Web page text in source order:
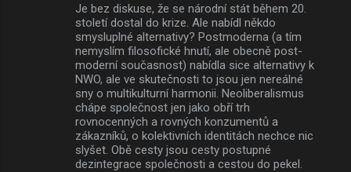
Je bez diskuse, že se národní stát během 20.
století dostal do krize. Ale nabídl někdo
smysluplné alternativy? Postmoderna (a tím
nemyslím filosofické hnutí, ale obecně post-
moderní současnost) nabídla sice alternativy k
NWO, ale ve skutečnosti to jsou jen nereálné
sny o multikulturní harmonii. Neoliberalismus
chápe společnost jen jako obří trh
rovnocenných a rovných konzumentů a
zákazníků, o kolektivních identitách nechce nic
slyšet. Obě cesty jsou cesty postupné
dezintegrace společnosti a cestou do pekel.